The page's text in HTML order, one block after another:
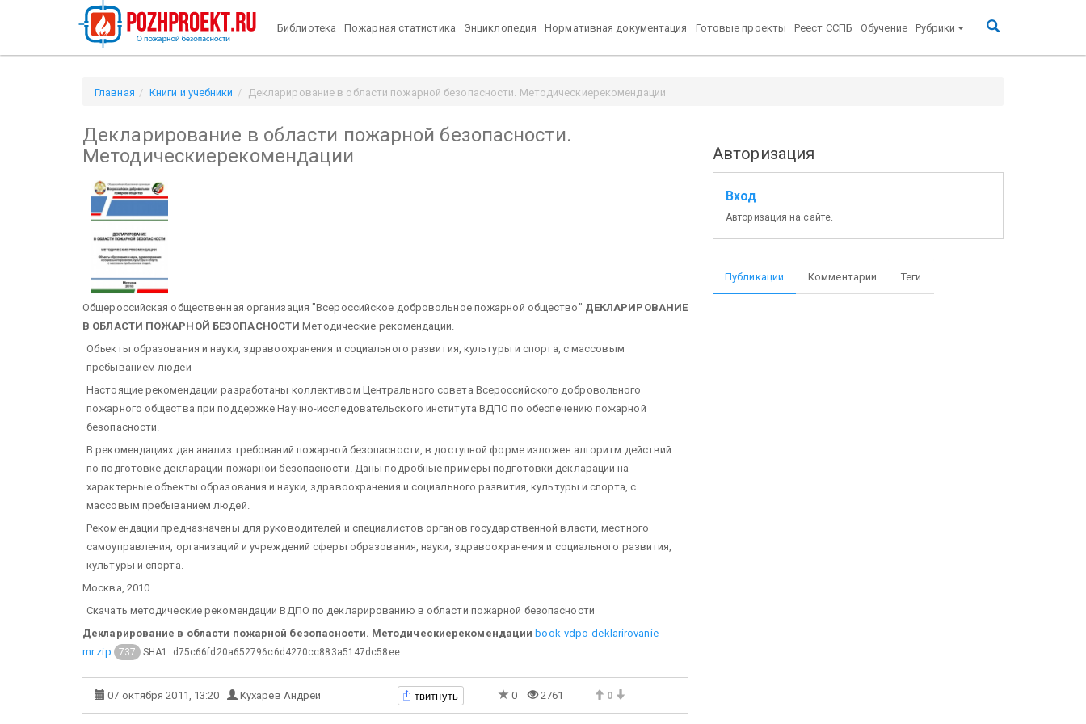
Библиотека Пожарная статистика Энциклопедия Нормативная документация Готовые проекты Реест ССПБ Обучение Рубрики
Главная Книги и учебники Декларирование в области пожарной безопасности. Методическиерекомендации
Декларирование в области пожарной безопасности.
Методическиерекомендации
Общероссийская общественная организация "Всероссийское добровольное пожарной общество" ДЕКЛАРИРОВАНИЕ
В ОБЛАСТИ ПОЖАРНОЙ БЕЗОПАСНОСТИ Методические рекомендации.
Объекты образования и науки, здравоохранения и социального развития, культуры и спорта, с массовым
пребыванием людей
Настоящие рекомендации разработаны коллективом Центрального совета Всероссийского добровольного
пожарного общества при поддержке Научно-исследовательского института ВДПО по обеспечению пожарной
безопасности.
В рекомендациях дан анализ требований пожарной безопасности, в доступной форме изложен алгоритм действий
по подготовке декларации пожарной безопасности. Даны подробные примеры подготовки деклараций на
характерные объекты образования и науки, здравоохранения и социального развития, культуры и спорта, с
массовым пребыванием людей.
Рекомендации предназначены для руководителей и специалистов органов государственной власти, местного
самоуправления, организаций и учреждений сферы образования, науки, здравоохранения и социального развития,
культуры и спорта.
Москва, 2010
Скачать методические рекомендации ВДПО по декларированию в области пожарной безопасности
Декларирование в области пожарной безопасности. Методическиерекомендации book-vdpo-deklarirovanie-
mr.zip
737 SHA1: d75c66fd20a652796c6d4270cc883a5147dc58ee
07 октября 2011, 13:20 Кухарев Андрей твитнуть 0 2761 0
Авторизация
Вход
Авторизация на сайте.
Публикации Комментарии Теги